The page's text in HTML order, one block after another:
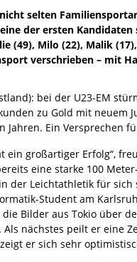
selten
der ersten
(49), Milo (22), Malik
verschrieben – mit
bei der U23-EM
zu Gold mit neuem
Jahren. Ein Versprechen
ein großartiger Erfolg“,
eine starke 100
der Leichtathletik für
Student am
Bilder aus Tokio über
Als nächstes peilt er eine
er sich sehr